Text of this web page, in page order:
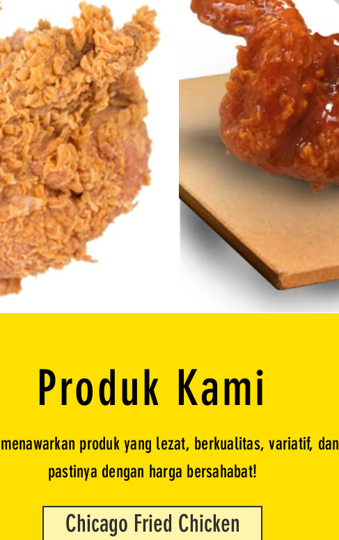
Produk Kami
produk yang lezat, berkualitas, variatif, dan
pastinya dengan harga bersahabat!
Chicago Fried Chicken